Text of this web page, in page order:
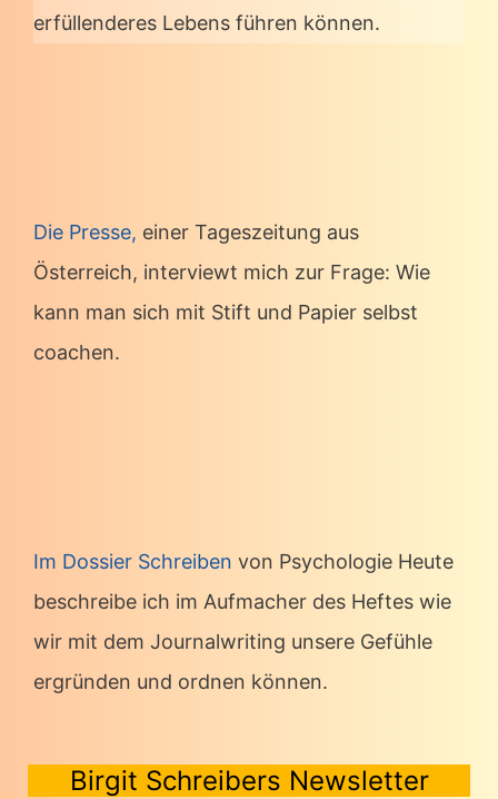
erfüllenderes Lebens führen können.
Die Presse, einer Tageszeitung aus
Österreich, interviewt mich zur Frage: Wie
kann man sich mit Stift und Papier selbst
coachen.
Im Dossier Schreiben von Psychologie Heute
beschreibe ich im Aufmacher des Heftes wie
wir mit dem Journalwriting unsere Gefühle
ergründen und ordnen können.
Birgit Schreibers Newsletter